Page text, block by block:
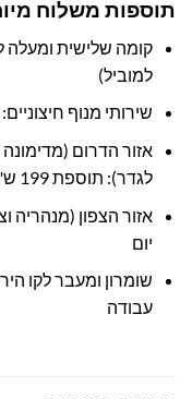
תוספות משלוח
למוביל)
שירותי מנוף
אזור הדרום
לגדר): תוספת 199 ש"ח, עיכוב עד 14 יום
יום
עבודה